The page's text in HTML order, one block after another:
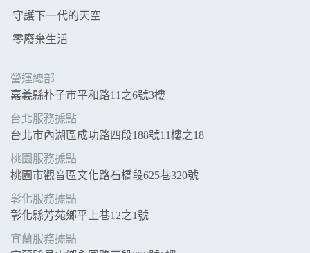
守護下一代的天空
零廢棄生活
營運總部
嘉義縣朴子市平和路11之6號3樓
台北服務據點
台北市內湖區成功路四段188號11樓之18
桃園服務據點
桃園市觀音區文化路石橋段625巷320號
彰化服務據點
彰化縣芳苑鄉平上巷12之1號
宜蘭服務據點